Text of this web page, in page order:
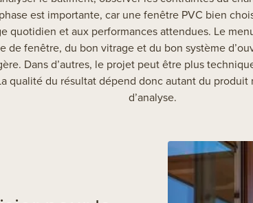
est importante, car une fenêtre PVC bien
quotidien et aux performances attendues. Le
de fenêtre, du bon vitrage et du bon système
Dans d’autres, le projet peut être plus
qualité du résultat dépend donc autant du
d’analyse.